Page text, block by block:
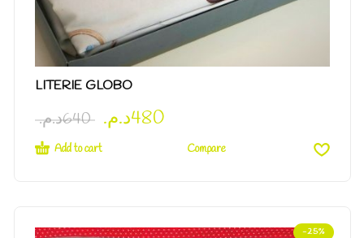
LITERIE GLOBO
640د.م. 480د.م.
Add to cart Compare
-25%